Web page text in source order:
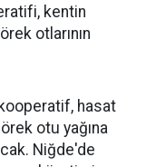
kentin
otlarının
hasat
otu yağına
Niğde'de